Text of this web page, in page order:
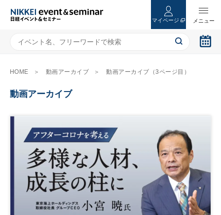
マイページ
HOME 動画アーカイブ 動画アーカイブ（3ページ目）
動画アーカイブ